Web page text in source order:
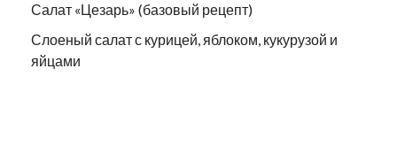
Салат «Цезарь» (базовый рецепт)
Слоеный салат с курицей, яблоком, кукурузой и
яйцами